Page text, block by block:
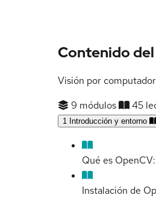
Contenido
Visión por
9 módulos
45
1 Introducción y entorno
Qué es
Instalación de